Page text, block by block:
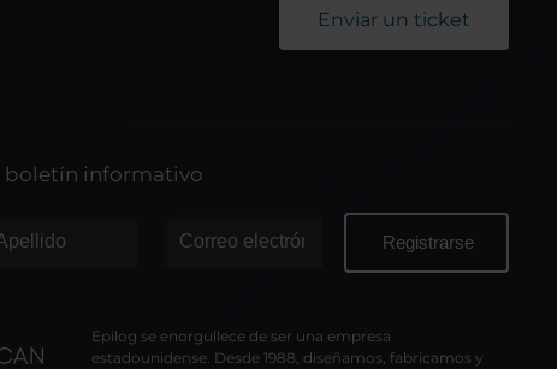
Enviar un ticket
boletín informativo
Epilog se enorgullece de ser una empresa
estadounidense. Desde 1988, diseñamos, fabricamos y